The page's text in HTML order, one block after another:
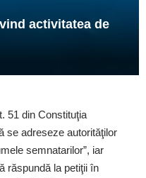
activitatea de
51 din Constituţia
se adreseze autorităţilor
semnatarilor”, iar
răspundă la petiţii în